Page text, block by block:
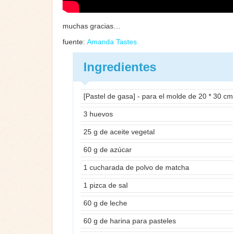
muchas gracias…
fuente: Amanda Tastes
Ingredientes
[Pastel de gasa] - para el molde de 20 * 30 cm
3 huevos
25 g de aceite vegetal
60 g de azúcar
1 cucharada de polvo de matcha
1 pizca de sal
60 g de leche
60 g de harina para pasteles